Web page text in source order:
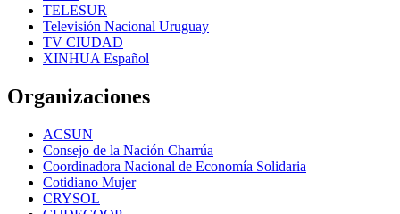
TELESUR
Televisión Nacional Uruguay
TV CIUDAD
XINHUA Español
Organizaciones
ACSUN
Consejo de la Nación Charrúa
Coordinadora Nacional de Economía Solidaria
Cotidiano Mujer
CRYSOL